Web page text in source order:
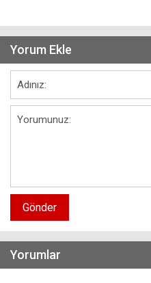
Yorum Ekle
Gönder
Yorumlar